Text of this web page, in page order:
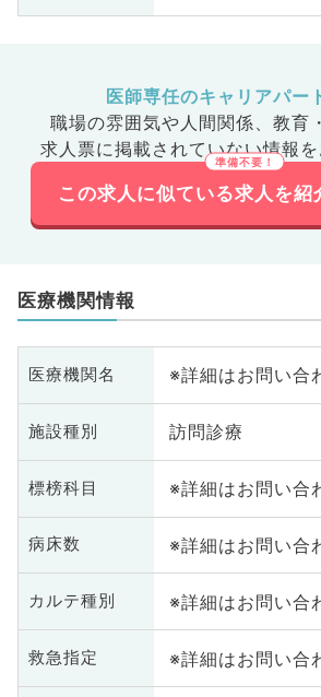
医師専任のキャリアパー
職場の雰囲気や人間関係、 教育
求人票に掲載されていない情報を
この求人に似ている求人を紹
医療機関情報
医療機関名 ※詳細はお問い合
施設種別 訪問診療
標榜科目 ※詳細はお問い合
病床数 ※詳細はお問い合
カルテ種別 ※詳細はお問い合
救急指定 ※詳細はお問い合